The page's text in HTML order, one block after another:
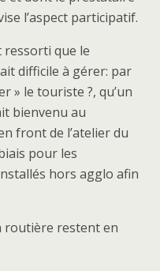
l’aspect participatif.
ressorti que le
difficile à gérer: par
» le touriste ?, qu’un
bienvenu au
front de l’atelier du
pour les
hors agglo afin
routière restent en